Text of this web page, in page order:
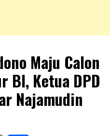
Maju Calon
BI, Ketua DPD
Najamudin